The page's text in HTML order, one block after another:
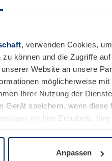
, verwenden Cookies,
können und die Zugriffe
Website an unsere
möglicherweise
Ihrer Nutzung der
Gerät speichern, wenn
wir Ihre Erlaubnis.
unserer Website
Anpassen